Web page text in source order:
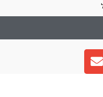
E
n
v